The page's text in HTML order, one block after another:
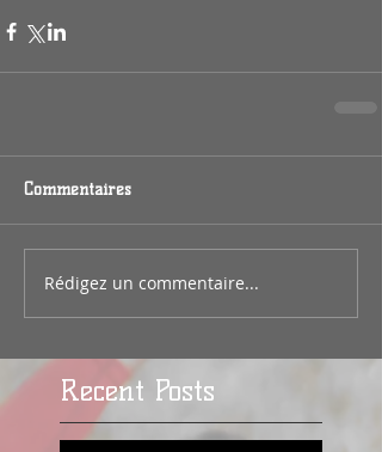
Commentaires
Rédigez un commentaire...
Recent Posts